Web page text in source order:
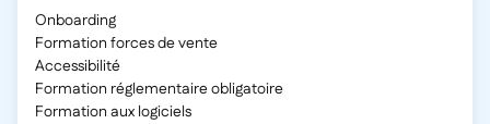
Onboarding
Formation forces de vente
Accessibilité
Formation réglementaire obligatoire
Formation aux logiciels